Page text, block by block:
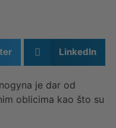
LinkedIn
je dar od
oblicima kao što su